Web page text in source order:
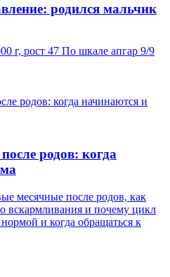
родился мальчик
г, рост 47 По шкале апгар 9/9
родов: когда
месячные после родов, как
вскармливания и почему цикл
и когда обращаться к